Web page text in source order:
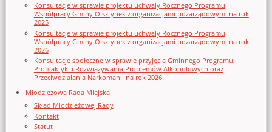
Konsultacje w sprawie projektu uchwały Rocznego Programu
Współpracy Gminy Olsztynek z organizacjami pozarządowymi na rok
2025
Konsultacje w sprawie projektu uchwały Rocznego Programu
Współpracy Gminy Olsztynek z organizacjami pozarządowymi na rok
2026
Konsultacje społeczne w sprawie przyjęcia Gminnego Programu
Profilaktyki i Rozwiązywania Problemów Alkoholowych oraz
Przeciwdziałania Narkomanii na rok 2026
Młodzieżowa Rada Miejska
Skład Młodzieżowej Rady
Kontakt
Statut